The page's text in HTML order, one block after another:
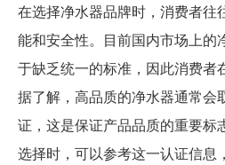
在选择净水器品牌时，消费者往
能和安全性。目前国内市场上的
于缺乏统一的标准，因此消费者
据了解，高品质的净水器通常会
证，这是保证产品品质的重要标
选择时，可以参考这一认证信息